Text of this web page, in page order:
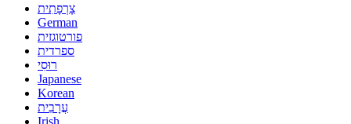
צָרְפָתִית
German
פורטוגזית
ספרדית
רוּסִי
Japanese
Korean
עֲרָבִית
Irish